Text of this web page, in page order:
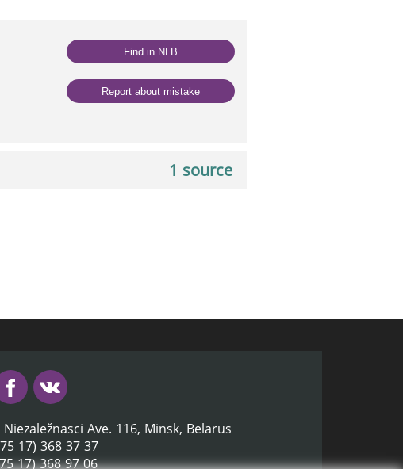
Find in NLB
Report about mistake
1 source
Niezaležnasci Ave. 116, Minsk, Belarus
17) 368 37 37
17) 368 97 06